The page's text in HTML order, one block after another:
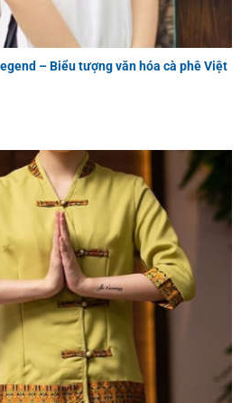
– Biểu tượng văn hóa cà phê Việt